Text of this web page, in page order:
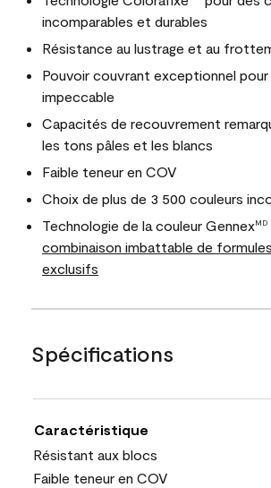
incomparables et durables
Résistance au lustrage et au
Pouvoir couvrant exceptionnel pour
impeccable
Capacités de recouvrement
les tons pâles et les blancs
Faible teneur en COV
Choix de plus de 3 500 couleurs
Technologie de la couleur GennexMD
combinaison imbattable de
exclusifs
Spécifications
Caractéristique
Résistant aux blocs
Faible teneur en COV